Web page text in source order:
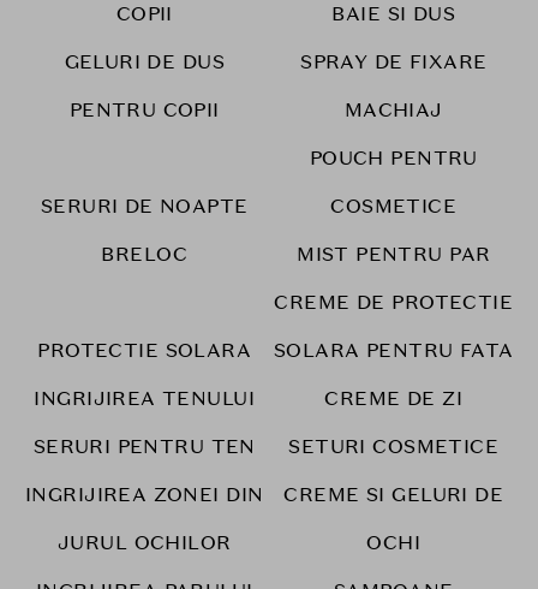
COPII
BAIE SI DUS
GELURI DE DUS
PENTRU COPII
SPRAY DE FIXARE
MACHIAJ
SERURI DE NOAPTE
POUCH PENTRU
COSMETICE
BRELOC
MIST PENTRU PAR
PROTECTIE SOLARA
CREME DE PROTECTIE
SOLARA PENTRU FATA
INGRIJIREA TENULUI
CREME DE ZI
SERURI PENTRU TEN
SETURI COSMETICE
INGRIJIREA ZONEI DIN
JURUL OCHILOR
CREME SI GELURI DE
OCHI